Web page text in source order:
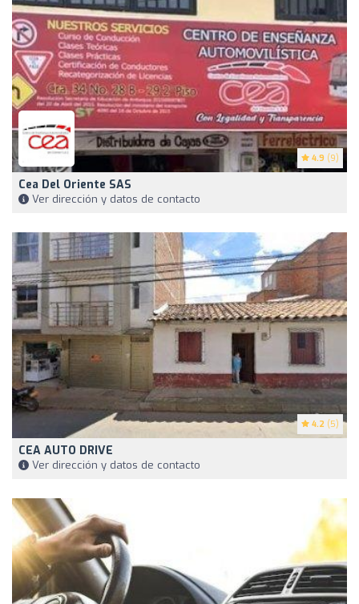
4.9 (9)
Cea Del Oriente SAS
Ver dirección y datos de contacto
4.2 (5)
CEA AUTO DRIVE
Ver dirección y datos de contacto